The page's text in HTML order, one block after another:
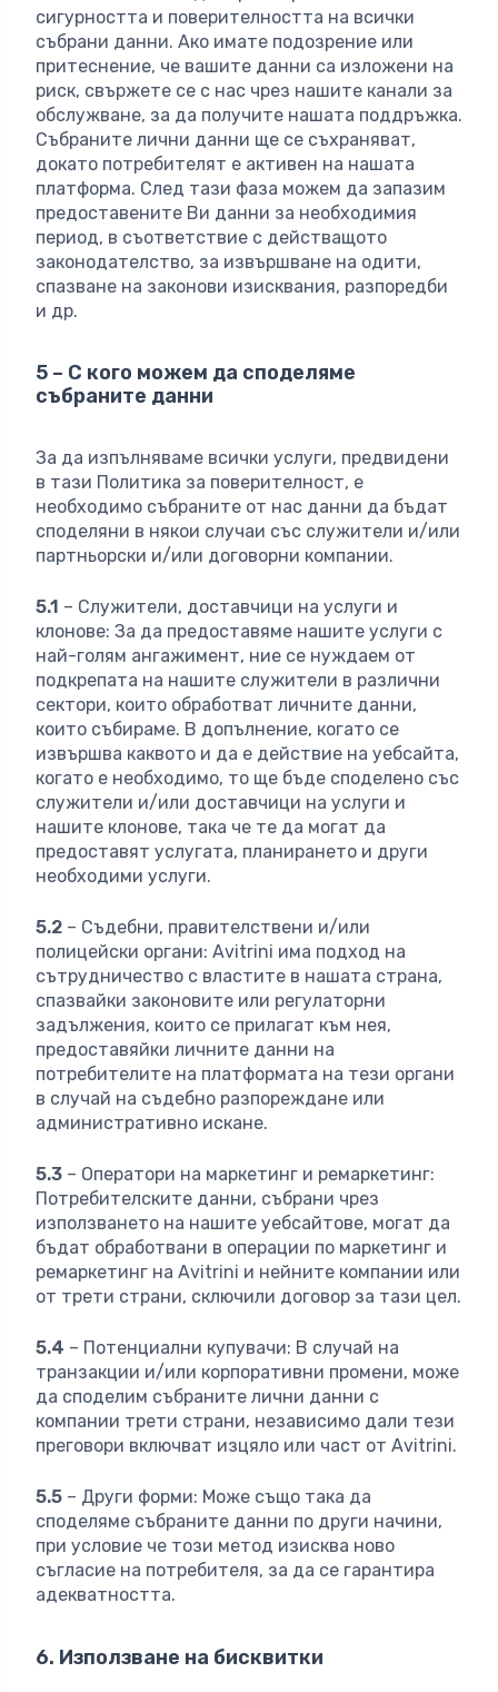
сигурността и поверителността на всички
събрани данни. Ако имате подозрение или
притеснение, че вашите данни са изложени на
риск, свържете се с нас чрез нашите канали за
обслужване, за да получите нашата поддръжка.
Събраните лични данни ще се съхраняват,
докато потребителят е активен на нашата
платформа. След тази фаза можем да запазим
предоставените Ви данни за необходимия
период, в съответствие с действащото
законодателство, за извършване на одити,
спазване на законови изисквания, разпоредби
и др.
5 – С кого можем да споделяме
събраните данни
За да изпълняваме всички услуги, предвидени
в тази Политика за поверителност, е
необходимо събраните от нас данни да бъдат
споделяни в някои случаи със служители и/или
партньорски и/или договорни компании.
5.1 – Служители, доставчици на услуги и
клонове: За да предоставяме нашите услуги с
най-голям ангажимент, ние се нуждаем от
подкрепата на нашите служители в различни
сектори, които обработват личните данни,
които събираме. В допълнение, когато се
извършва каквото и да е действие на уебсайта,
когато е необходимо, то ще бъде споделено със
служители и/или доставчици на услуги и
нашите клонове, така че те да могат да
предоставят услугата, планирането и други
необходими услуги.
5.2 – Съдебни, правителствени и/или
полицейски органи: Avitrini има подход на
сътрудничество с властите в нашата страна,
спазвайки законовите или регулаторни
задължения, които се прилагат към нея,
предоставяйки личните данни на
потребителите на платформата на тези органи
в случай на съдебно разпореждане или
административно искане.
5.3 – Оператори на маркетинг и ремаркетинг:
Потребителските данни, събрани чрез
използването на нашите уебсайтове, могат да
бъдат обработвани в операции по маркетинг и
ремаркетинг на Avitrini и нейните компании или
от трети страни, сключили договор за тази цел.
5.4 – Потенциални купувачи: В случай на
транзакции и/или корпоративни промени, може
да споделим събраните лични данни с
компании трети страни, независимо дали тези
преговори включват изцяло или част от Avitrini.
5.5 – Други форми: Може също така да
споделяме събраните данни по други начини,
при условие че този метод изисква ново
съгласие на потребителя, за да се гарантира
адекватността.
6. Използване на бисквитки